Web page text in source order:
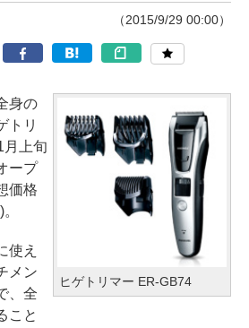
（2015/9/29 00:00）
ヒゲトリマー ER-GB74
身の
トリ
月上旬
ープ
価格
使え
メン
、全
こと